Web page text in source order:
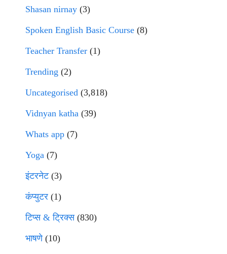
Shasan nirnay (3)
Spoken English Basic Course (8)
Teacher Transfer (1)
Trending (2)
Uncategorised (3,818)
Vidnyan katha (39)
Whats app (7)
Yoga (7)
इंटरनेट(3)
कंप्युटर (1)
टिप्स & ट्रिक्स(830)
भाषणे(10)